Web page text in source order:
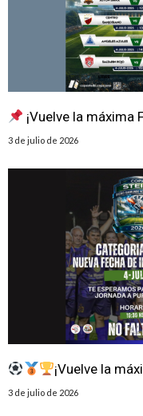
¡Vuelve la máxima
3 de julio de 2026
¡Vuelve la
3 de julio de 2026